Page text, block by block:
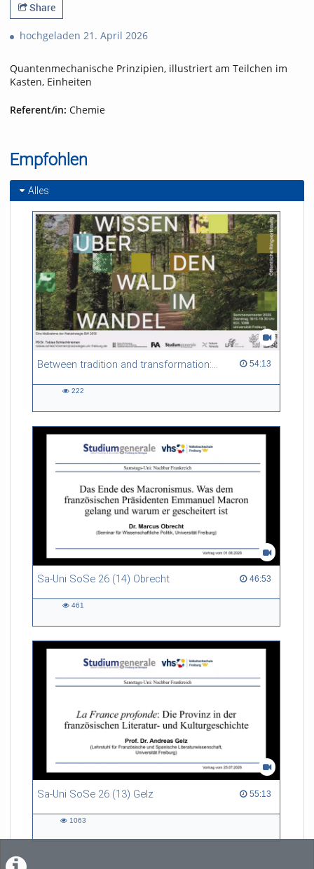
Share
hochgeladen 21. April 2026
Quantenmechanische Prinzipien, illustriert am Teilchen im
Kasten, Einheiten
Referent/in: Chemie
Empfohlen
Alles
Between tradition and transformation: how owners, advisers and institutions co-create knowledge for resilient forests in Europe 54:13
54:13 duration
222
Sa-Uni SoSe 26 (14) Obrecht 46:53
46:53 duration
461
Sa-Uni SoSe 26 (13) Gelz 55:13
55:13 duration
1063